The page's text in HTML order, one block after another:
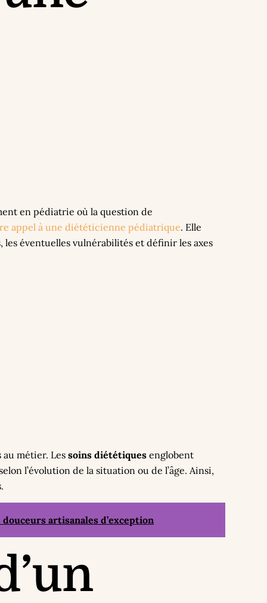
en pédiatrie où la question de
appel à une diététicienne pédiatrique. Elle
éventuelles vulnérabilités et définir les axes
au métier. Lessoins diététiques englobent
l’évolution de la situation ou de l’âge. Ainsi,
artisanales d’exception